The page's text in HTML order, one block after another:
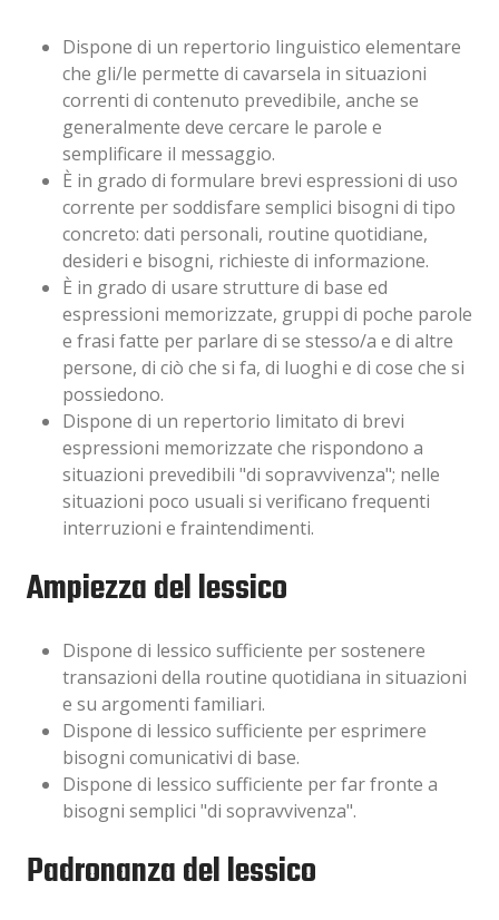
Dispone di un repertorio linguistico elementare
che gli/le permette di cavarsela in situazioni
correnti di contenuto prevedibile, anche se
generalmente deve cercare le parole e
semplificare il messaggio.
È in grado di formulare brevi espressioni di uso
corrente per soddisfare semplici bisogni di tipo
concreto: dati personali, routine quotidiane,
desideri e bisogni, richieste di informazione.
È in grado di usare strutture di base ed
espressioni memorizzate, gruppi di poche parole
e frasi fatte per parlare di se stesso/a e di altre
persone, di ciò che si fa, di luoghi e di cose che si
possiedono.
Dispone di un repertorio limitato di brevi
espressioni memorizzate che rispondono a
situazioni prevedibili "di sopravvivenza"; nelle
situazioni poco usuali si verificano frequenti
interruzioni e fraintendimenti.
Ampiezza del lessico
Dispone di lessico sufficiente per sostenere
transazioni della routine quotidiana in situazioni
e su argomenti familiari.
Dispone di lessico sufficiente per esprimere
bisogni comunicativi di base.
Dispone di lessico sufficiente per far fronte a
bisogni semplici "di sopravvivenza".
Padronanza del lessico